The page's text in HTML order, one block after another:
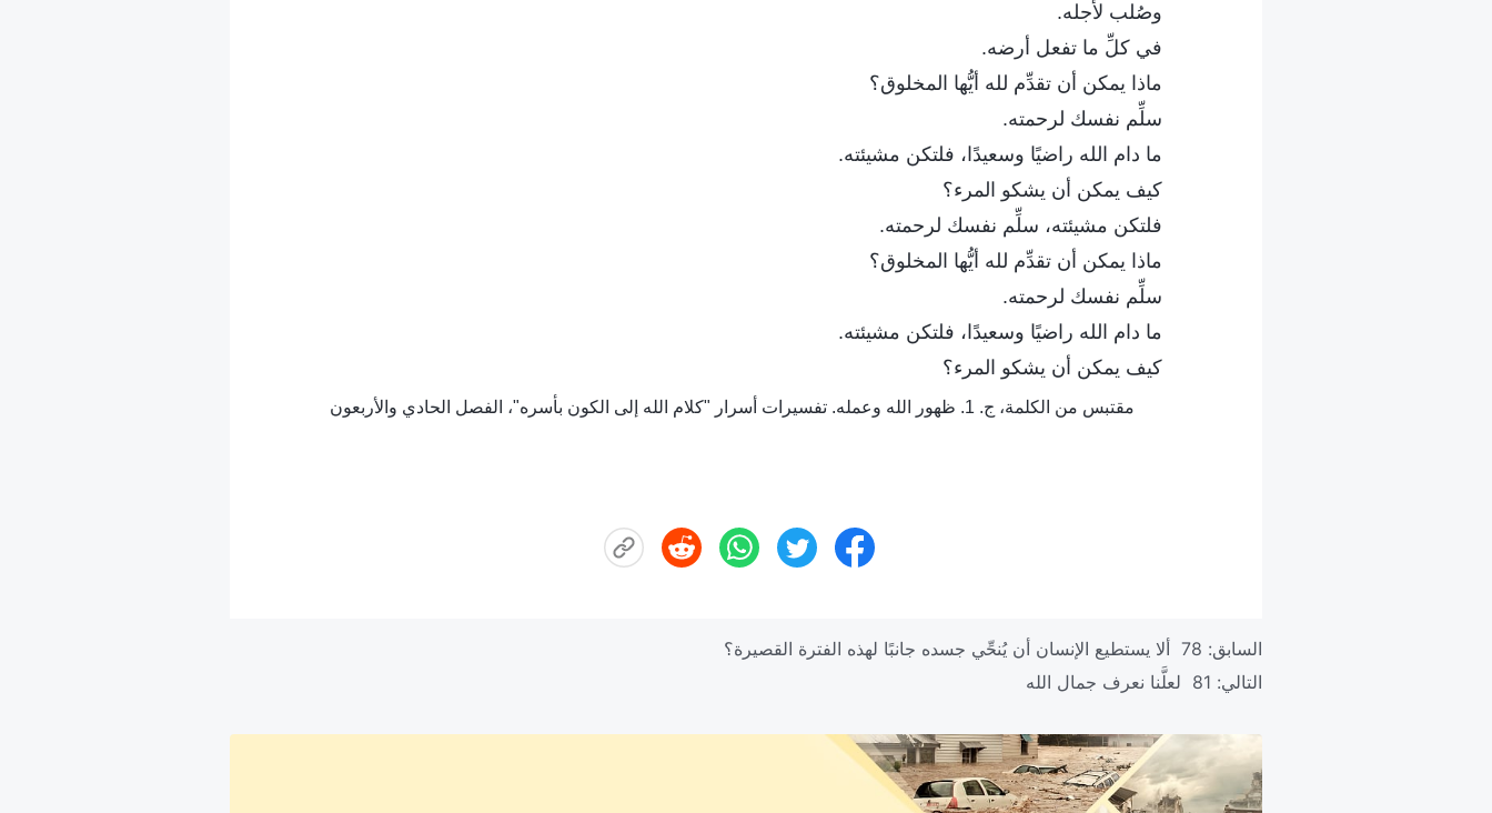
وصُلب لأجله.
في كلِّ ما تفعل أرضه.
ماذا يمكن أن تقدِّم لله أيُّها المخلوق؟
سلِّم نفسك لرحمته.
ما دام الله راضيًا وسعيدًا، فلتكن مشيئته.
كيف يمكن أن يشكو المرء؟
فلتكن مشيئته، سلِّم نفسك لرحمته.
ماذا يمكن أن تقدِّم لله أيُّها المخلوق؟
سلِّم نفسك لرحمته.
ما دام الله راضيًا وسعيدًا، فلتكن مشيئته.
كيف يمكن أن يشكو المرء؟
مقتبس من الكلمة، ج. 1. ظهور الله وعمله. تفسيرات أسرار "كلام الله إلى الكون بأسره"، الفصل الحادي والأربعون
السابق: 78 ألا يستطيع الإنسان أن يُنحِّي جسده جانبًا لهذه الفترة القصيرة؟
التالي: 81 لعلَّنا نعرف جمال الله